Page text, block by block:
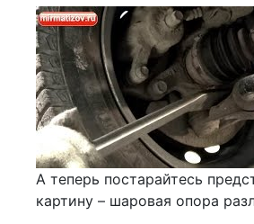
А теперь постарайтесь
картину – шаровая опора